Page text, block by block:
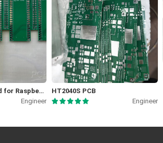
Picocalc Zero Mod for Raspberry Pi Zero 2W
Engineer
HT2040S PCB
Engineer